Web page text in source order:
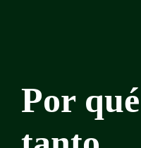
Por